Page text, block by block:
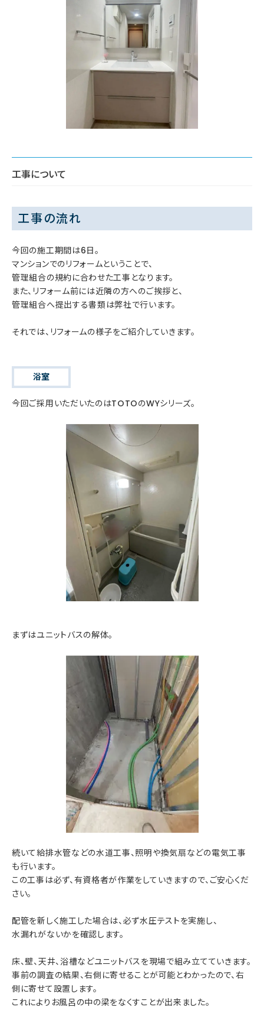
工事について
工事の流れ
今回の施工期間は6日。
マンションでのリフォームということで、
管理組合の規約に合わせた工事となります。
また、リフォーム前には近隣の方へのご挨拶と、
管理組合へ提出する書類は弊社で行います。
それでは、リフォームの様子をご紹介していきます。
浴室
今回ご採用いただいたのはTOTOのWYシリーズ。
まずはユニットバスの解体。
続いて給排水管などの水道工事、照明や換気扇などの電気工事
も行います。
この工事は必ず、有資格者が作業をしていきますので、ご安心くだ
さい。
配管を新しく施工した場合は、必ず水圧テストを実施し、
水漏れがないかを確認します。
床、壁、天井、浴槽などユニットバスを現場で組み立てていきます。
事前の調査の結果、右側に寄せることが可能とわかったので、右
側に寄せて設置します。
これによりお風呂の中の梁をなくすことが出来ました。